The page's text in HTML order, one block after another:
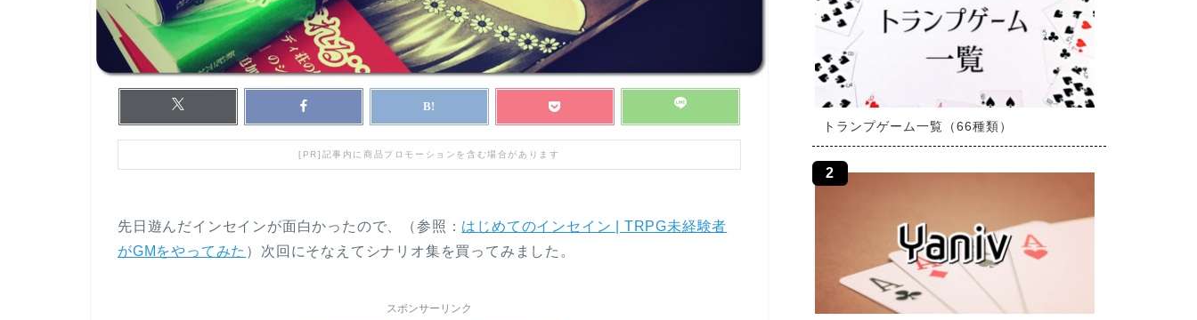
[PR]記事内に商品プロモーションを含む場合があります
先日遊んだインセインが面白かったので、（参照： はじめてのインセイン | TRPG未経験者
がGMをやってみた ）次回にそなえてシナリオ集を買ってみました。
スポンサーリンク
トランプゲーム一覧（66種類）